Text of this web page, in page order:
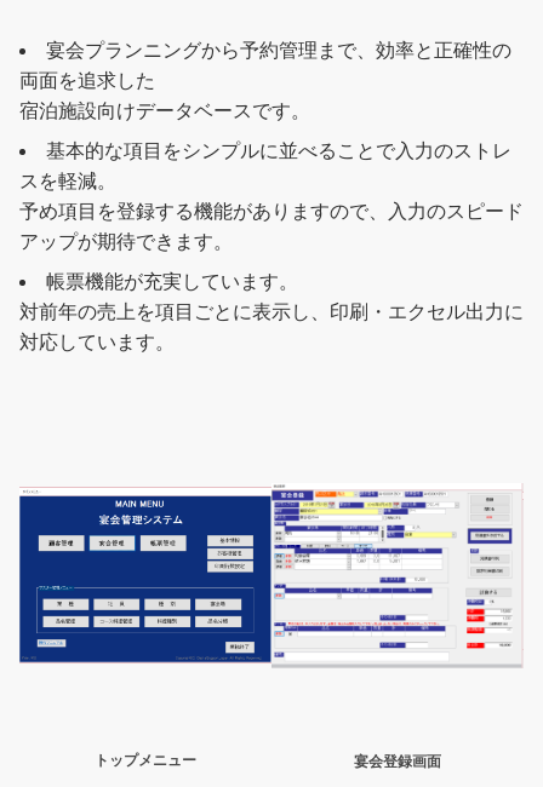
宴会プランニングから予約管理まで、効率と正確性の
両面を追求した
宿泊施設向けデータベースです。
基本的な項目をシンプルに並べることで入力のストレ
スを軽減。
予め項目を登録する機能がありますので、入力のスピード
アップが期待できます。
帳票機能が充実しています。
対前年の売上を項目ごとに表示し、印刷・エクセル出力に
対応しています。
トップメニュー 宴会登録画面